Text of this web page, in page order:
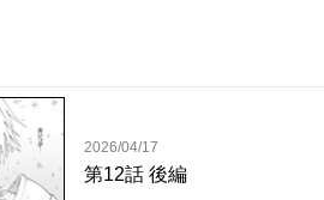
2026/04/17
第12話 後編